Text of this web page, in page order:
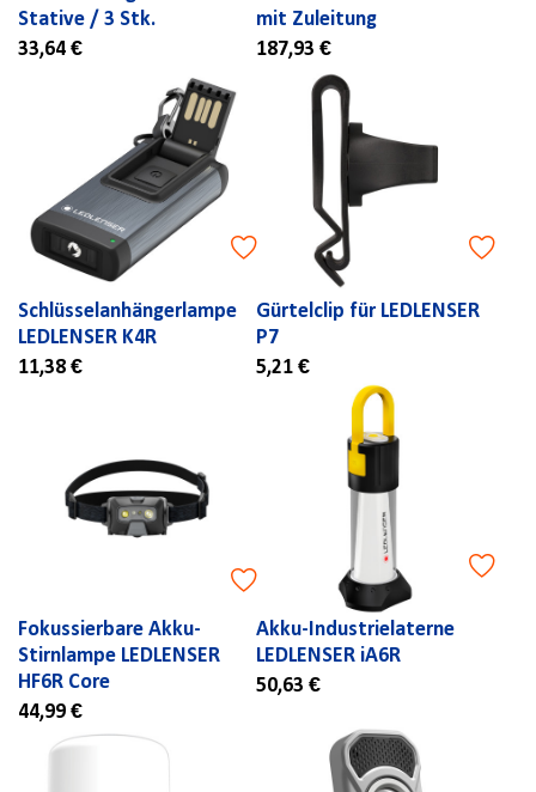
Stative / 3 Stk.
33,64 €
mit Zuleitung
187,93 €
Schlüsselanhängerlampe
LEDLENSER K4R
11,38 €
Gürtelclip für LEDLENSER
P7
5,21 €
Fokussierbare Akku-
Stirnlampe LEDLENSER
HF6R Core
44,99 €
Akku-Industrielaterne
LEDLENSER iA6R
50,63 €